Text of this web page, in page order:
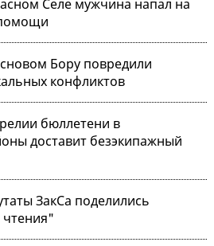
Селе мужчина напал на
Бору повредили
конфликтов
бюллетени в
доставит безэкипажный
ЗакСа поделились